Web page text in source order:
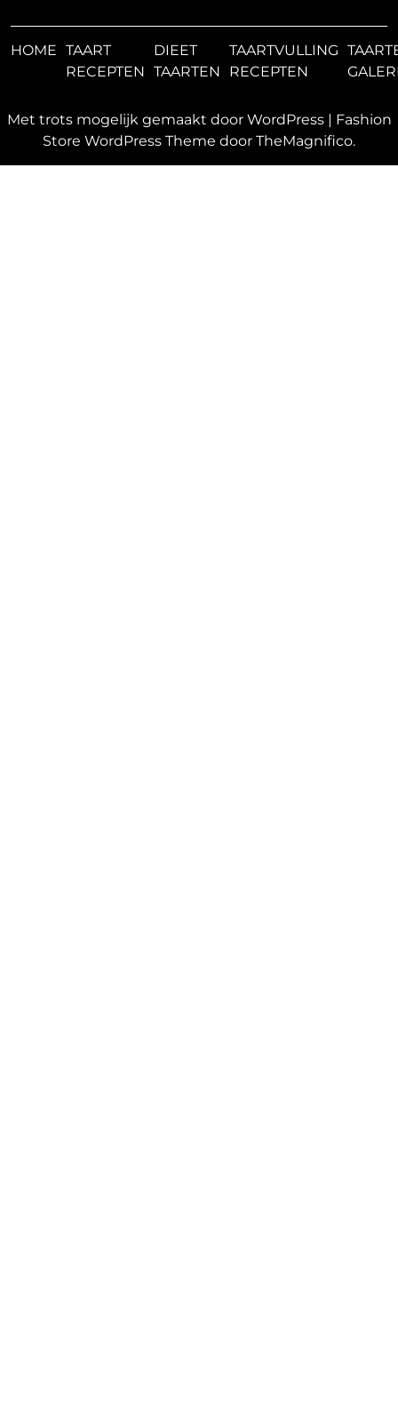
HOME TAART
RECEPTEN
DIEET
TAARTEN
TAARTVULLING
RECEPTEN
Met trots mogelijk gemaakt door WordPress | Fashion
Store WordPress Theme door TheMagnifico.